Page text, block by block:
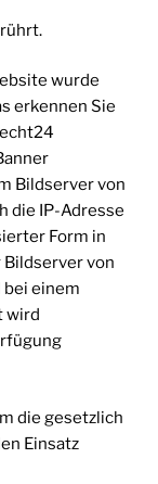
wurde
erkennen Sie
Bildserver von
die IP-Adresse
Form in
von
einem
wird
die gesetzlich
Einsatz